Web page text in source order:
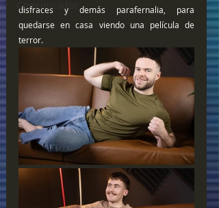
Comunicados
disfraces y demás parafernalia, para
quedarse en casa viendo una película de
terror.